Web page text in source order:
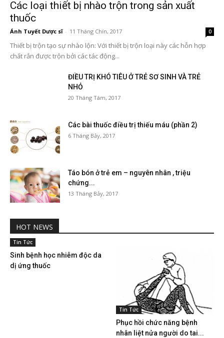
Các loại thiết bị nhào trộn trong sản xuất
thuốc
Ánh Tuyết Dược sĩ - 11 Tháng Chín, 2017 0
Thiết bị trộn tạo sự nhào lộn: Với thiết bị trộn loại này các hỗn hợp
chất rắn được trộn bởi các tác động...
ĐIỀU TRỊ KHÓ TIÊU Ở TRẺ SƠ SINH VÀ TRẺ
NHỎ
20 Tháng Tám, 2017
Các bài thuốc điều trị thiếu máu (phần 2)
6 Tháng Bảy, 2017
Táo bón ở trẻ em – nguyên nhân , triệu
chứng...
13 Tháng Bảy, 2017
HOT NEWS
Tin Tức
Sinh bệnh học nhiễm độc da
dị ứng thuốc
Tin Tức
Phục hồi chức năng bệnh
nhân liệt nửa người do tai...